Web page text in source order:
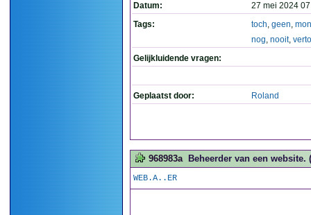
Datum:
27 mei 2024
Tags:
toch, geen,
nog, nooit,
Gelijkluidende vragen:
Geplaatst door: Roland
968983a Beheerder van een website.
WEB.A..ER